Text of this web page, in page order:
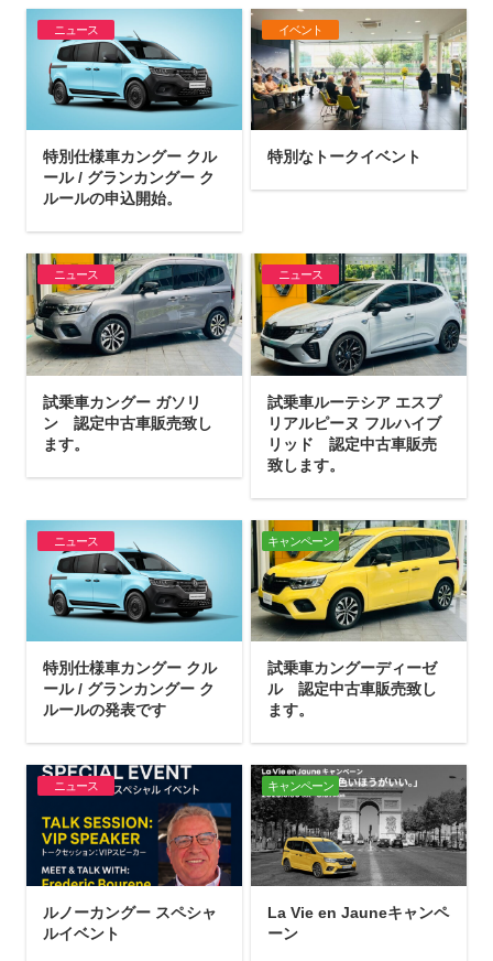
ニュース
特別仕様車カングー クル
ール / グランカングー ク
ルールの申込開始。
イベント
特別なトークイベント
ニュース
試乗車カングー ガソリ
ン 認定中古車販売致し
ます。
ニュース
試乗車ルーテシア エスプ
リアルピーヌ フルハイブ
リッド 認定中古車販売
致します。
ニュース
特別仕様車カングー クル
ール / グランカングー ク
ルールの発表です
キャンペーン
試乗車カングーディーゼ
ル 認定中古車販売致し
ます。
ニュース
ルノーカングー スペシャ
ルイベント
キャンペーン
La Vie en Jauneキャンペ
ーン